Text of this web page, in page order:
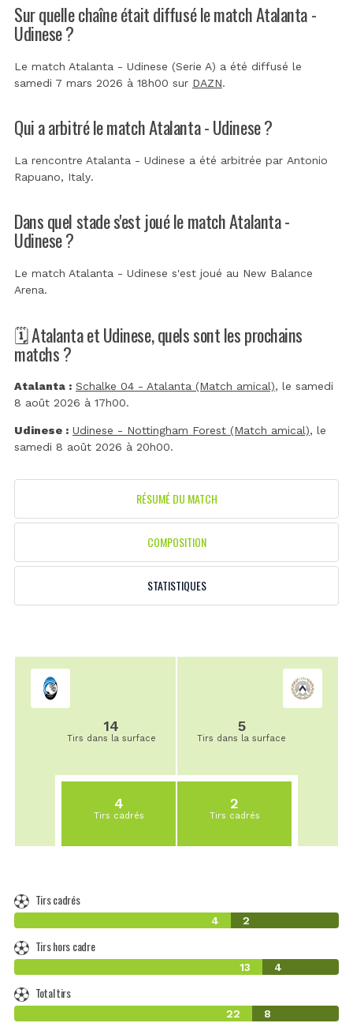
Sur quelle chaîne était diffusé le match Atalanta -
Udinese ?
Le match Atalanta - Udinese (Serie A) a été diffusé le
samedi 7 mars 2026 à 18h00 sur DAZN.
Qui a arbitré le match Atalanta - Udinese ?
La rencontre Atalanta - Udinese a été arbitrée par Antonio
Rapuano, Italy.
Dans quel stade s'est joué le match Atalanta -
Udinese ?
Le match Atalanta - Udinese s'est joué au New Balance
Arena.
🗓️ Atalanta et Udinese, quels sont les prochains
matchs ?
Atalanta : Schalke 04 - Atalanta (Match amical), le samedi
8 août 2026 à 17h00.
Udinese : Udinese - Nottingham Forest (Match amical), le
samedi 8 août 2026 à 20h00.
RÉSUMÉ DU MATCH
COMPOSITION
STATISTIQUES
14
Tirs dans la surface
4
Tirs cadrés
5
Tirs dans la surface
2
Tirs cadrés
Tirs cadrés
4 2
Tirs hors cadre
13 4
Total tirs
22 8